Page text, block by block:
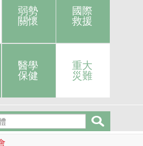
弱勢
關懷
國際
救援
醫學
保健
重大
災難